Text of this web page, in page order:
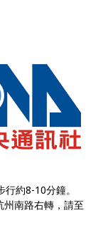
約8-10分鐘。
南路右轉，請至